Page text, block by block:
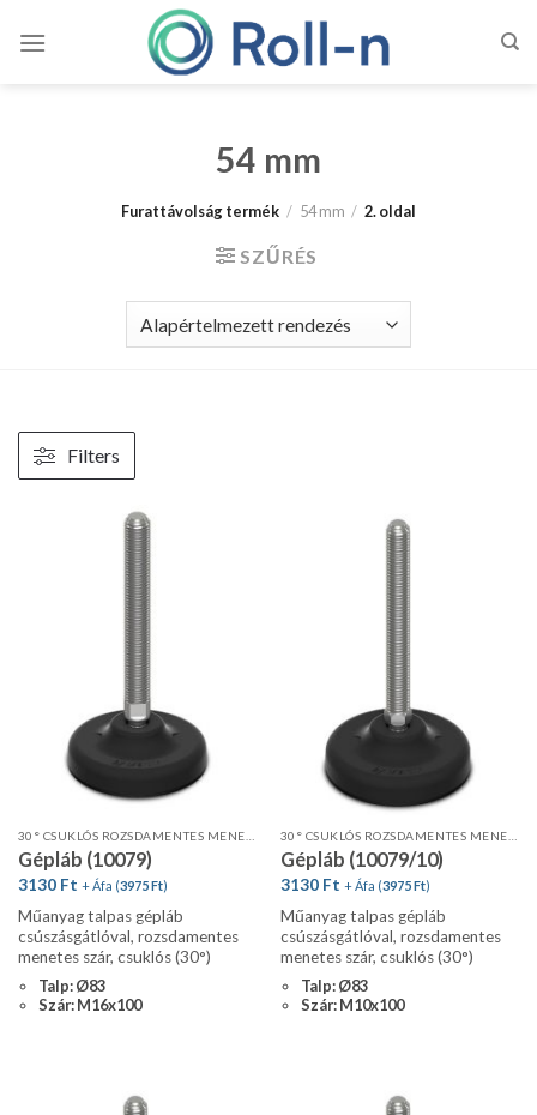
54 mm
Furattávolság termék / 54 mm / 2. oldal
SZŰRÉS
Filters
Gépláb (10079)
3130 Ft + Áfa (3975Ft)
Műanyag talpas gépláb
csúszásgátlóval, rozsdamentes
menetes szár, csuklós (30°)
Talp: Ø83
Szár: M16x100
Gépláb (10079/10)
3130 Ft + Áfa (3975Ft)
Műanyag talpas gépláb
csúszásgátlóval, rozsdamentes
menetes szár, csuklós (30°)
Talp: Ø83
Szár: M10x100